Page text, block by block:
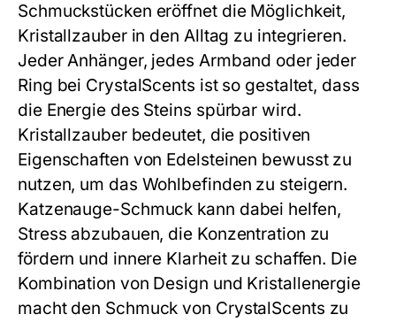
Schmuckstücken eröffnet die Möglichkeit,
Kristallzauber in den Alltag zu integrieren.
Jeder Anhänger, jedes Armband oder jeder
Ring bei CrystalScents ist so gestaltet, dass
die Energie des Steins spürbar wird.
Kristallzauber bedeutet, die positiven
Eigenschaften von Edelsteinen bewusst zu
nutzen, um das Wohlbefinden zu steigern.
Katzenauge-Schmuck kann dabei helfen,
Stress abzubauen, die Konzentration zu
fördern und innere Klarheit zu schaffen. Die
Kombination von Design und Kristallenergie
macht den Schmuck von CrystalScents zu